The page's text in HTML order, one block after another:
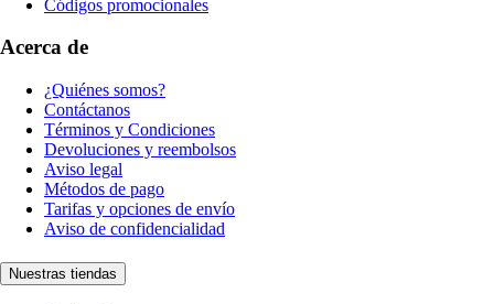
Códigos promocionales
Acerca de
¿Quiénes somos?
Contáctanos
Términos y Condiciones
Devoluciones y reembolsos
Aviso legal
Métodos de pago
Tarifas y opciones de envío
Aviso de confidencialidad
Nuestras tiendas